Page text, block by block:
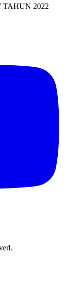
TAHUN 2022